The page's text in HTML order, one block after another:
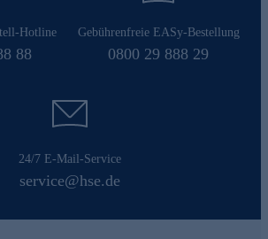
Hotline
88
Gebührenfreie EASy-Bestellung
0800 29 888 29
24/7 E-Mail-Service
service@hse.de